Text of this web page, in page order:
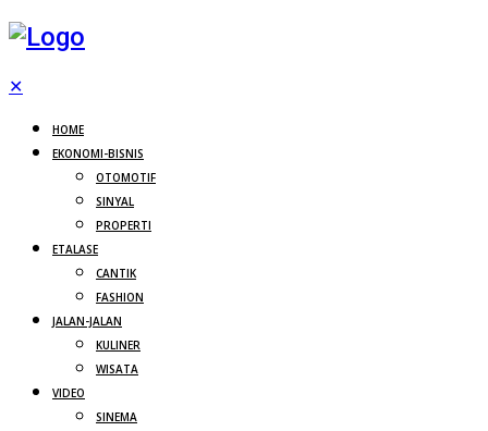
✕
HOME
EKONOMI-BISNIS
OTOMOTIF
SINYAL
PROPERTI
ETALASE
CANTIK
FASHION
JALAN-JALAN
KULINER
WISATA
VIDEO
SINEMA